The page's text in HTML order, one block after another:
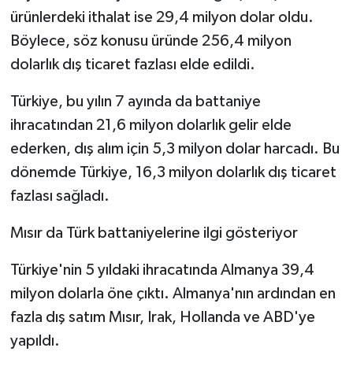
ürünlerdeki ithalat ise 29,4 milyon dolar oldu.
Böylece, söz konusu üründe 256,4 milyon
dolarlık dış ticaret fazlası elde edildi.
Türkiye, bu yılın 7 ayında da battaniye
ihracatından 21,6 milyon dolarlık gelir elde
ederken, dış alım için 5,3 milyon dolar harcadı. Bu
dönemde Türkiye, 16,3 milyon dolarlık dış ticaret
fazlası sağladı.
Mısır da Türk battaniyelerine ilgi gösteriyor
Türkiye'nin 5 yıldaki ihracatında Almanya 39,4
milyon dolarla öne çıktı. Almanya'nın ardından en
fazla dış satım Mısır, Irak, Hollanda ve ABD'ye
yapıldı.